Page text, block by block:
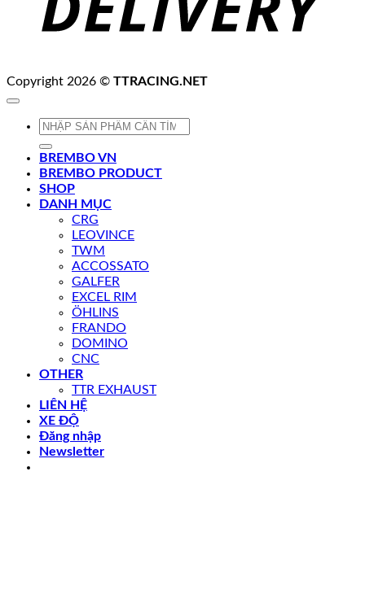
Copyright 2026 © TTRACING.NET
Tìm
BREMBO VN
BREMBO PRODUCT
SHOP
DANH MỤC
CRG
LEOVINCE
TWM
ACCOSSATO
GALFER
EXCEL RIM
ÖHLINS
FRANDO
DOMINO
CNC
OTHER
TTR EXHAUST
LIÊN HỆ
XE ĐỘ
Đăng nhập
Newsletter